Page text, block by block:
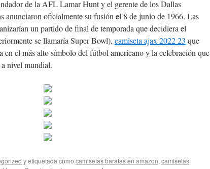
de la AFL Lamar Hunt y el gerente de los Dallas
anunciaron oficialmente su fusión el 8 de junio de 1966. Las
un partido de final de temporada que decidiera el
se llamaría Super Bowl), camiseta ajax 2022 23 que
en el más alto símbolo del fútbol americano y la celebración que
a nivel mundial.
y etiquetada como camisetas baratas en amazon, camisetas